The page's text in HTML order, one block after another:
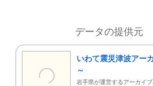
データの提供元
いわて震災津波アー
～
岩手県が運営するアーカイブ